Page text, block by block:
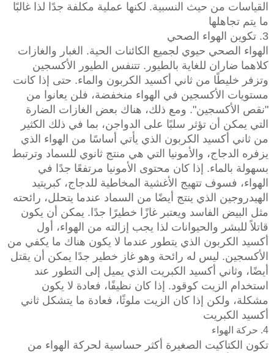
القياسات من حيث النسبية. لكنها عملية مكلفة جدًا لذا غالبًا
ما يتم تجاهلها
3. تكوين الهواء الصحي
الهواء الصحي حيوي لجميع الكائنات الحية. الغبار والغازات
كلاهما ضاران للغاية بالطيور. تتنفس الطيور الأكسجين
وتزفر خليطًا من ثاني أكسيد الكربون والماء. حتى إذا كانت
مستويات الأكسجين في الهواء منخفضة، فلن يعانوا من
"نقص الأكسجين". ومع ذلك، هناك بعض الغازات الضارة
التي يمكن أن تؤثر سلبًا على الدواجن، بما في ذلك الكثير
من ثاني أكسيد الكربون الذي يأتي أساسًا من الهواء الذي
يزفره الدجاج، والأمونيا التي هي منتج ثانوي للسماد وترتبط
بسهولة بالماء. إذا كان محتوى الأمونيا مرتفعًا جدًا في
الهواء، فسوف تتهيج الأغشية المخاطية للدجاج، كبريتيد
الهيدروجين الذي ينتج أيضًا من السماد عندما يتحلل، رائحته
مثل البيض الفاسد ويعتبر غازًا خطيرًا جدًا. يمكن أن يكون
قاتلاً للبشر والحيوانات لذا يجب إزالته من الهواء، أول
أكسيد الكربون الذي يتطور عندما لا يكون هناك ما يكفي من
الأكسجين. ليس له رائحة وهو غاز خطير جدًا يمكن أن يقتل
أيضًا، وثاني أكسيد الكبريت الذي يميل إلى التطور عند
استخدام الزيت كوقود. إذا كان نظيفًا، فعادة لا يكون
مشكلة، ولكن إذا كان الزيت ملوثًا، فعادة ما يتشكل ثاني
أكسيد الكبريت
4. حركة الهواء
تكون الكتاكيت الصغيرة أكثر حساسية لحركة الهواء من